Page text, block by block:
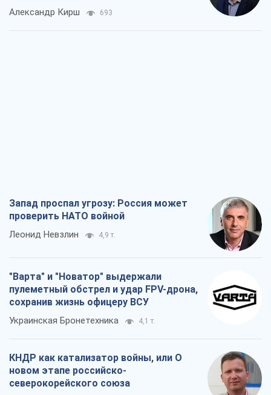
Александр Кирш 693
Запад проспал угрозу: Россия может
проверить НАТО войной
Леонид Невзлин 4,9 т.
"Варта" и "Новатор" выдержали
пулеметный обстрел и удар FPV-дрона,
сохранив жизнь офицеру ВСУ
Украинская Бронетехника 4,1 т.
КНДР как катализатор войны, или О
новом этапе российско-
северокорейского союза